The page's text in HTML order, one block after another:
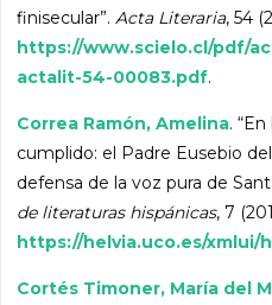
finisecular”.Acta Literaria, 54
https://www.scielo.cl/pdf/
actalit-54-00083.pdf.
Correa Ramón, Amelina.
cumplido: el Padre Eusebio
defensa de la voz pura de
de literaturas hispánicas, 7
https://helvia.uco.es/xmlui/
Cortés Timoner, María del